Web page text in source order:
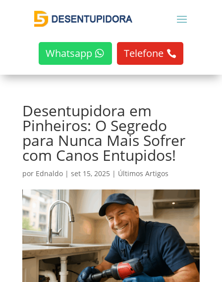
Whatsapp Telefone
Desentupidora em
Pinheiros: O Segredo
para Nunca Mais Sofrer
com Canos Entupidos!
por Ednaldo| set 15, 2025 | Últimos Artigos